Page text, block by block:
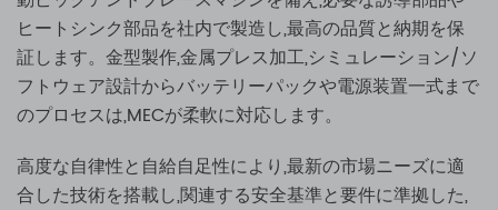
ヒートシンク部品を社内で製造し,最高の品質と納期を保
証します。金型製作,金属プレス加工,シミュレーション/ソ
フトウェア設計からバッテリーパックや電源装置一式まで
のプロセスは,MECが柔軟に対応します。
高度な自律性と自給自足性により,最新の市場ニーズに適
合した技術を搭載し,関連する安全基準と要件に準拠した,